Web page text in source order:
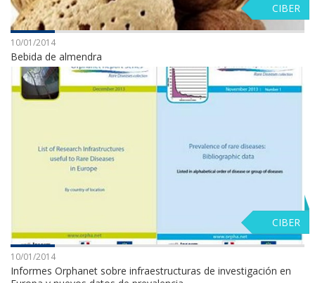
CIBER
10/01/2014
Bebida de almendra
CIBER
10/01/2014
Informes Orphanet sobre infraestructuras de investigación en